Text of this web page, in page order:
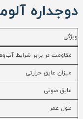
دوجداره
ویژگی
مقاومت در برابر شرایط
میزان عایق حرارتی
عایق صوتی
طول عمر